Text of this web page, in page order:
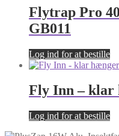
Flytrap Pro
GB011
Log ind for at bestille
Fly Inn – klar
Log ind for at bestille